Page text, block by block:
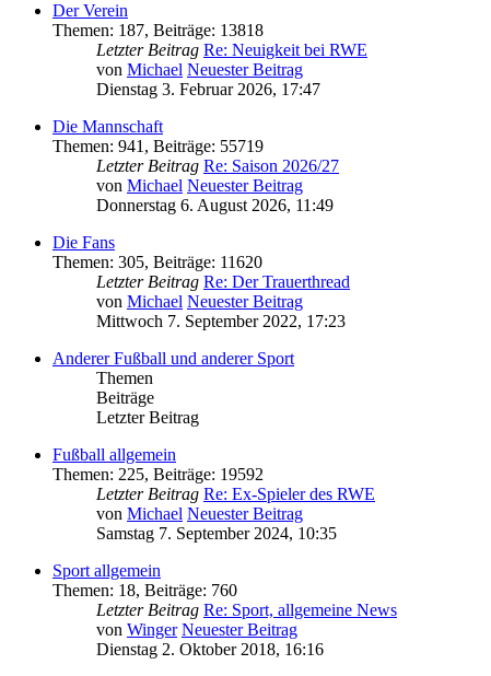
Der Verein
Themen: 187, Beiträge: 13818
Letzter Beitrag Re: Neuigkeit bei RWE
von Michael Neuester Beitrag
Dienstag 3. Februar 2026, 17:47
Die Mannschaft
Themen: 941 , Beiträge: 55719
Letzter Beitrag Re: Saison 2026/27
von Michael Neuester Beitrag
Donnerstag 6. August 2026, 11:49
Die Fans
Themen: 305, Beiträge: 11620
Letzter Beitrag Re: Der Trauerthread
von Michael Neuester Beitrag
Mittwoch 7. September 2022, 17:23
Anderer Fußball und anderer Sport
Themen
Beiträge
Letzter Beitrag
Fußball allgemein
Themen: 225, Beiträge: 19592
Letzter Beitrag Re: Ex-Spieler des RWE
von Michael Neuester Beitrag
Samstag 7. September 2024, 10:35
Sport allgemein
Themen: 18, Beiträge: 760
Letzter Beitrag Re: Sport, allgemeine News
von Winger Neuester Beitrag
Dienstag 2. Oktober 2018, 16:16